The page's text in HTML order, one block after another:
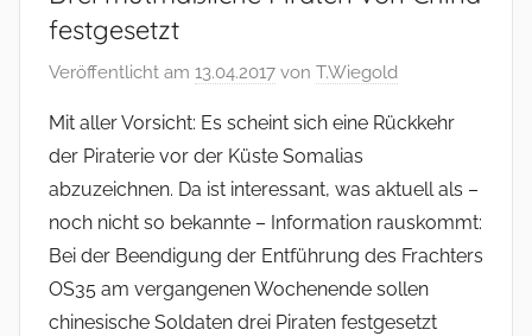
festgesetzt
Veröffentlicht am 13.04.2017 von T.Wiegold
Mit aller Vorsicht: Es scheint sich eine Rückkehr
der Piraterie vor der Küste Somalias
abzuzeichnen. Da ist interessant, was aktuell als –
noch nicht so bekannte – Information rauskommt:
Bei der Beendigung der Entführung des Frachters
OS35 am vergangenen Wochenende sollen
chinesische Soldaten drei Piraten festgesetzt